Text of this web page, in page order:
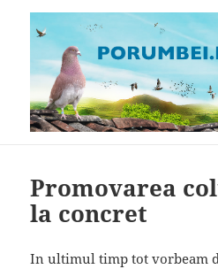
Promovarea
la concret
In ultimul timp tot vorbeam